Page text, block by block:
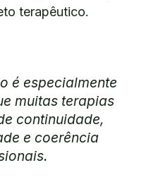
terapêutico.
é especialmente
muitas terapias
continuidade,
e coerência